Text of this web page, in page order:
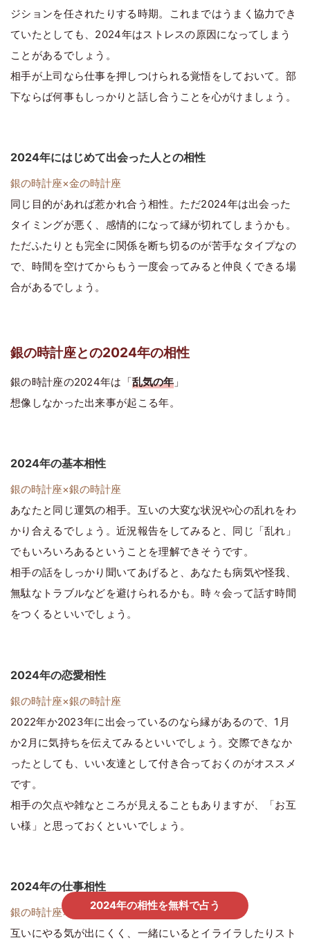
2024年の相性を無料で占う
ジションを任されたりする時期。これまではうまく協力でき
ていたとしても、2024年はストレスの原因になってしまう
ことがあるでしょう。
相手が上司なら仕事を押しつけられる覚悟をしておいて。部
下ならば何事もしっかりと話し合うことを心がけましょう。
2024年にはじめて出会った人との相性
銀の時計座×金の時計座
同じ目的があれば惹かれ合う相性。ただ2024年は出会った
タイミングが悪く、感情的になって縁が切れてしまうかも。
ただふたりとも完全に関係を断ち切るのが苦手なタイプなの
で、時間を空けてからもう一度会ってみると仲良くできる場
合があるでしょう。
銀の時計座との2024年の相性
銀の時計座の2024年は「乱気の年」
想像しなかった出来事が起こる年。
2024年の基本相性
銀の時計座×銀の時計座
あなたと同じ運気の相手。互いの大変な状況や心の乱れをわ
かり合えるでしょう。近況報告をしてみると、同じ「乱れ」
でもいろいろあるということを理解できそうです。
相手の話をしっかり聞いてあげると、あなたも病気や怪我、
無駄なトラブルなどを避けられるかも。時々会って話す時間
をつくるといいでしょう。
2024年の恋愛相性
銀の時計座×銀の時計座
2022年か2023年に出会っているのなら縁があるので、1月
か2月に気持ちを伝えてみるといいでしょう。交際できなか
ったとしても、いい友達として付き合っておくのがオススメ
です。
相手の欠点や雑なところが見えることもありますが、「お互
い様」と思っておくといいでしょう。
2024年の仕事相性
銀の時計座×銀の時計座
互いにやる気が出にくく、一緒にいるとイライラしたりスト